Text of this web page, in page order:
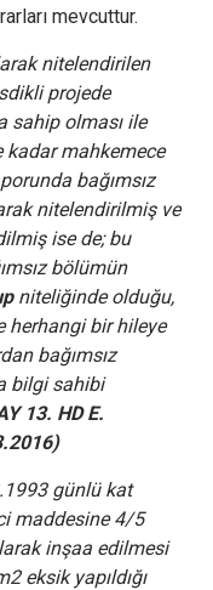
mevcuttur.
nitelendirilen
projede
sahip olması ile
kadar mahkemece
bağımsız
nitelendirilmiş ve
ise de; bu
bölümün
niteliğinde olduğu,
herhangi bir hileye
bağımsız
bilgi sahibi
13. HD E.
günlü kat
maddesine 4/5
inşaa edilmesi
eksik yapıldığı